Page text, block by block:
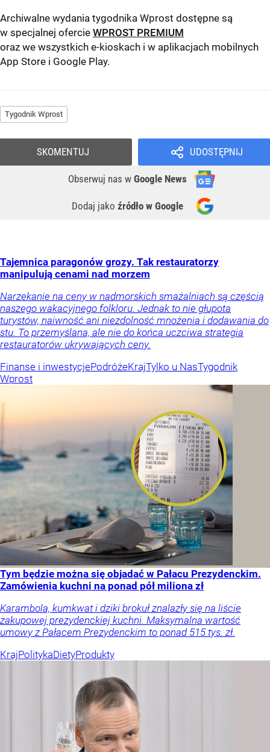
Archiwalne wydania tygodnika Wprost dostępne są
w specjalnej ofercie WPROST PREMIUM
oraz we wszystkich e-kioskach i w aplikacjach mobilnych
App Store i Google Play.
Tygodnik Wprost
UDOSTĘPNIJ
Obserwuj nas w Google News
Dodaj jako źródło w Google
SKOMENTUJ
Tajemnica paragonów grozy. Tak restauratorzy
manipulują cenami nad morzem
Narzekanie na ceny w nadmorskich smażalniach są częścią
naszego wakacyjnego folkloru. Jednak to nie głupota
turystów, naiwność ani niezdolność mnożenia i dodawania do
stu. To przemyślana, ale nie do końca uczciwa strategia
restauratorów ukrywających ceny.
Finanse i inwestycjePodróżeKrajTylko u NasTygodnik
Wprost
Tym będzie można się objadać w Pałacu Prezydenckim.
Zamówienia kuchni na ponad pół miliona zł
Karambola, kumkwat i dziki brokuł znalazły się na liście
zakupowej prezydenckiej kuchni. Maksymalna wartość
umowy z Pałacem Prezydenckim to ponad 515 tys. zł.
KrajPolitykaDietyProdukty